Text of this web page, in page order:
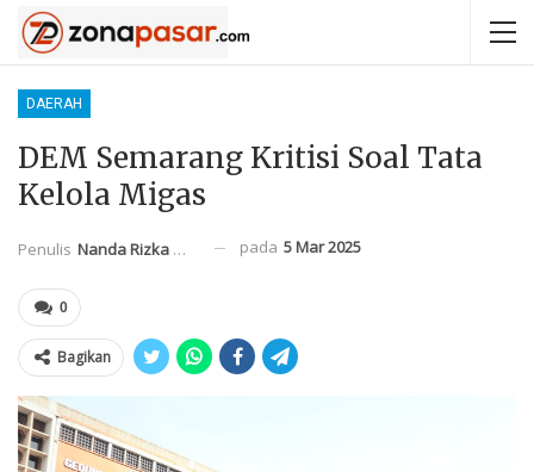
DAERAH
DEM Semarang Kritisi Soal Tata
Kelola Migas
Penulis Nanda Rizka Mahendra pada 5 Mar 2025
0
Bagikan